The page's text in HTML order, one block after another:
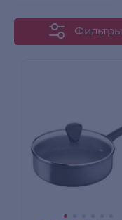
Фильтры